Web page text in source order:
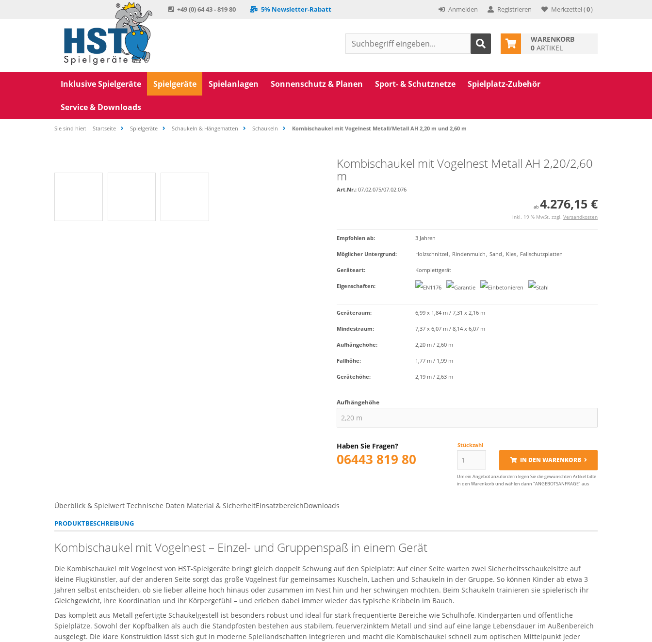
+49 (0) 64 43 - 819 80 5% Newsletter-Rabatt Merkzettel (0)
Registrieren
Anmelden
WARENKORB
0 ARTIKEL
Inklusive Spielgeräte Spielgeräte Spielanlagen Sonnenschutz & Planen Sport- & Schutznetze Spielplatz-Zubehör
Service & Downloads
Sie sind hier: Startseite Spielgeräte Schaukeln & Hängematten Schaukeln Kombischaukel mit Vogelnest Metall/Metall AH 2,20 m und 2,60 m
Kombischaukel mit Vogelnest Metall AH 2,20/2,60
m
Art.Nr.: 07.02.075/07.02.076
ab 4.276,15 €
inkl. 19 % MwSt. zzgl. Versandkosten
Empfohlen ab: 3 Jahren
Möglicher Untergrund: Holzschnitzel, Rindenmulch, Sand, Kies, Fallschutzplatten
Geräteart: Komplettgerät
Eigenschaften:
Geräteraum: 6,99 x 1,84 m / 7,31 x 2,16 m
Mindestraum: 7,37 x 6,07 m / 8,14 x 6,07 m
Aufhängehöhe: 2,20 m / 2,60 m
Fallhöhe: 1,77 m / 1,99 m
Gerätehöhe: 2,19 m / 2,63 m
Aufhängehöhe
Stückzahl
IN DEN WARENKORB
Um ein Angebot anzufordern legen Sie die gewünschten Artikel bitte
in den Warenkorb und wählen dann "ANGEBOTSANFRAGE" aus
Haben Sie Fragen?
06443 819 80
Überblick & Spielwert Technische Daten Material & SicherheitEinsatzbereichDownloads
PRODUKTBESCHREIBUNG
Kombischaukel mit Vogelnest – Einzel- und Gruppenspaß in einem Gerät
Die Kombischaukel mit Vogelnest von HST-Spielgeräte bringt gleich doppelt Schwung auf den Spielplatz: Auf einer Seite warten zwei Sicherheitsschaukelsitze auf
kleine Flugkünstler, auf der anderen Seite sorgt das große Vogelnest für gemeinsames Kuscheln, Lachen und Schaukeln in der Gruppe. So können Kinder ab etwa 3
Jahren selbst entscheiden, ob sie lieber alleine hoch hinaus oder zusammen im Nest hin und her schwingen möchten. Beim Schaukeln trainieren sie spielerisch ihr
Gleichgewicht, ihre Koordination und ihr Körpergefühl – und erleben dabei immer wieder das typische Kribbeln im Bauch.
Das komplett aus Metall gefertigte Schaukelgestell ist besonders robust und ideal für stark frequentierte Bereiche wie Schulhöfe, Kindergärten und öffentliche
Spielplätze. Sowohl der Kopfbalken als auch die Standpfosten bestehen aus stabilem, feuerverzinktem Metall und sind auf eine lange Lebensdauer im Außenbereich
ausgelegt. Die klare Konstruktion lässt sich gut in moderne Spiellandschaften integrieren und macht die Kombischaukel schnell zum optischen Mittelpunkt jeder